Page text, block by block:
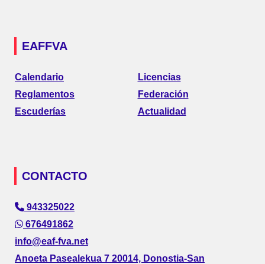
EAFFVA
Calendario
Reglamentos
Escuderías
Licencias
Federación
Actualidad
CONTACTO
943325022
676491862
info@eaf-fva.net
Anoeta Pasealekua 7 20014, Donostia-San